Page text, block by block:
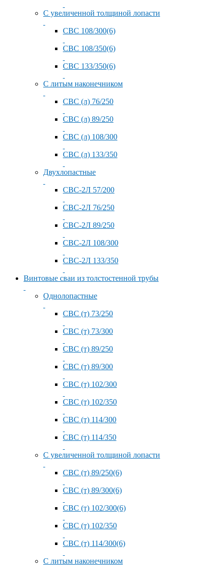
С увеличенной толщиной лопасти
СВС 108/300(6)
СВС 108/350(6)
СВС 133/350(6)
С литым наконечником
СВС (л) 76/250
СВС (л) 89/250
СВС (л) 108/300
СВС (л) 133/350
Двухлопастные
СВС-2Л 57/200
СВС-2Л 76/250
СВС-2Л 89/250
СВС-2Л 108/300
СВС-2Л 133/350
Винтовые сваи из толстостенной трубы
Однолопастные
СВС (т) 73/250
СВС (т) 73/300
СВС (т) 89/250
СВС (т) 89/300
СВС (т) 102/300
СВС (т) 102/350
СВС (т) 114/300
СВС (т) 114/350
С увеличенной толщиной лопасти
СВС (т) 89/250(6)
СВС (т) 89/300(6)
СВС (т) 102/300(6)
СВС (т) 102/350
СВС (т) 114/300(6)
С литым наконечником